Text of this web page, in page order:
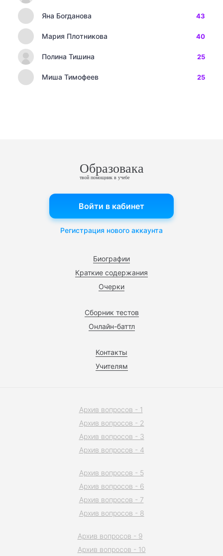
Яна Богданова 43
Мария Плотникова 40
Полина Тишина 25
Миша Тимофеев 25
Образовака
твой помощник в учебе
Биографии
Краткие содержания
Очерки
Сборник тестов
Онлайн-баттл
Контакты
Учителям
Войти в кабинет
Регистрация нового аккаунта
Архив вопросов - 1
Архив вопросов - 2
Архив вопросов - 3
Архив вопросов - 4
Архив вопросов - 5
Архив вопросов - 6
Архив вопросов - 7
Архив вопросов - 8
Архив вопросов - 9
Архив вопросов - 10